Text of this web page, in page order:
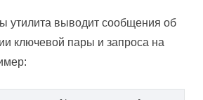
утилита выводит сообщения об
ключевой пары и запроса на